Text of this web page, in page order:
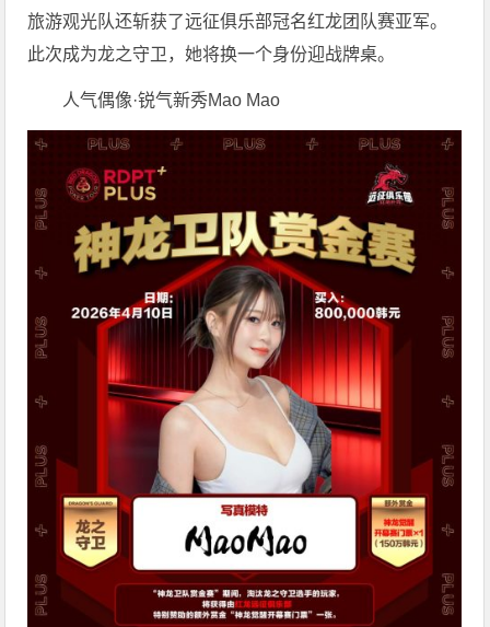
旅游观光队还斩获了远征俱乐部冠名红龙团队赛亚军。
此次成为龙之守卫，她将换一个身份迎战牌桌。
人气偶像·锐气新秀Mao Mao